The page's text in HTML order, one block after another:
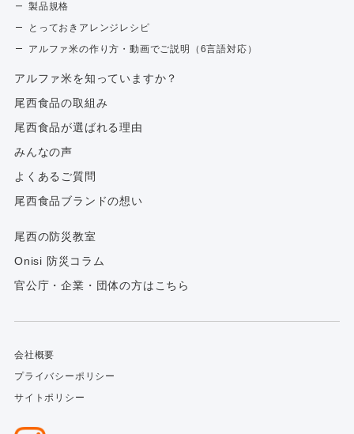
製品規格
とっておきアレンジレシピ
アルファ米の作り方・動画でご説明（6言語対応）
アルファ⽶を知っていますか？
尾西食品の取組み
尾西食品が選ばれる理由
みんなの声
よくあるご質問
尾西食品ブランドの想い
尾西の防災教室
Onisi 防災コラム
官公庁・企業・団体の方はこちら
会社概要
プライバシーポリシー
サイトポリシー